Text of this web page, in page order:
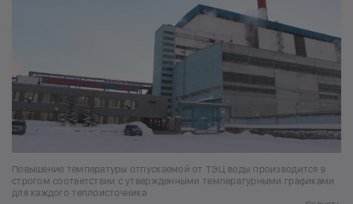
Повышение температуры отпускаемой от ТЭЦ воды производится в
строгом соответствии с утвержденными температурными графиками
для каждого теплоисточника